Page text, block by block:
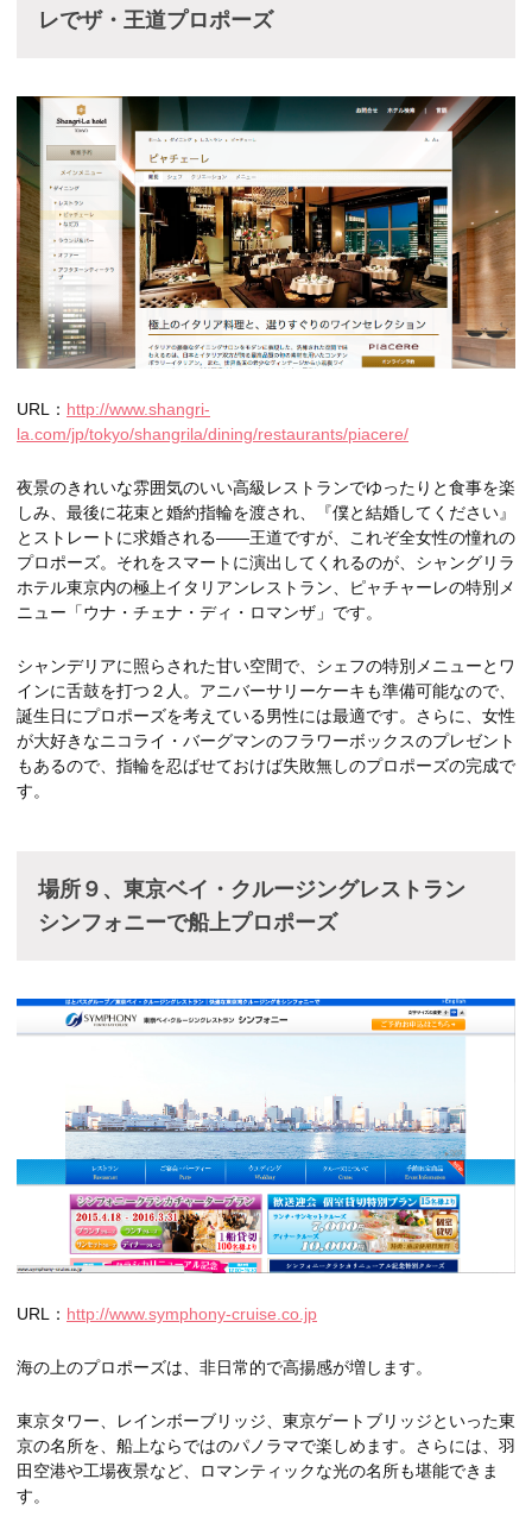
レでザ・王道プロポーズ
URL： http://www.shangri-
la.com/jp/tokyo/shangrila/dining/restaurants/piacere/
夜景のきれいな雰囲気のいい高級レストランでゆったりと食事を楽
しみ、最後に花束と婚約指輪を渡され、『僕と結婚してください』
とストレートに求婚される——王道ですが、これぞ全女性の憧れの
プロポーズ。それをスマートに演出してくれるのが、シャングリラ
ホテル東京内の極上イタリアンレストラン、ピャチャーレの特別メ
ニュー「ウナ・チェナ・ディ・ロマンザ」です。
シャンデリアに照らされた甘い空間で、シェフの特別メニューとワ
インに舌鼓を打つ２人。アニバーサリーケーキも準備可能なので、
誕生日にプロポーズを考えている男性には最適です。さらに、女性
が大好きなニコライ・バーグマンのフラワーボックスのプレゼント
もあるので、指輪を忍ばせておけば失敗無しのプロポーズの完成で
す。
場所９、東京ベイ・クルージングレストラン
シンフォニーで船上プロポーズ
URL： http://www.symphony-cruise.co.jp
海の上のプロポーズは、非日常的で高揚感が増します。
東京タワー、レインボーブリッジ、東京ゲートブリッジといった東
京の名所を、船上ならではのパノラマで楽しめます。さらには、羽
田空港や工場夜景など、ロマンティックな光の名所も堪能できま
す。